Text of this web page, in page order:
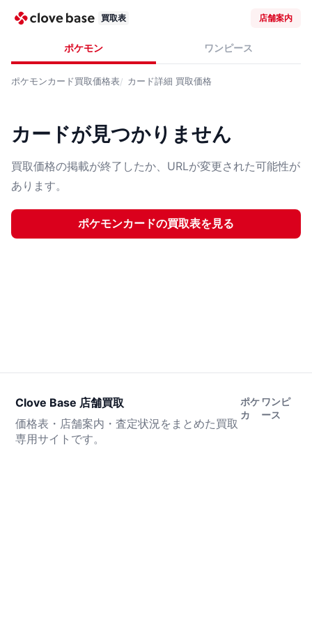
買取表 店舗案内
ポケモン ワンピース
ポケモンカード買取価格表 カード詳細 買取価格
カードが見つかりません
買取価格の掲載が終了したか、URLが変更された可能性が
あります。
ポケモンカードの買取表を見る
Clove Base 店舗買取
価格表・店舗案内・査定状況をまとめた買取
専用サイトです。
ポケ
カ
ワンピ
ース